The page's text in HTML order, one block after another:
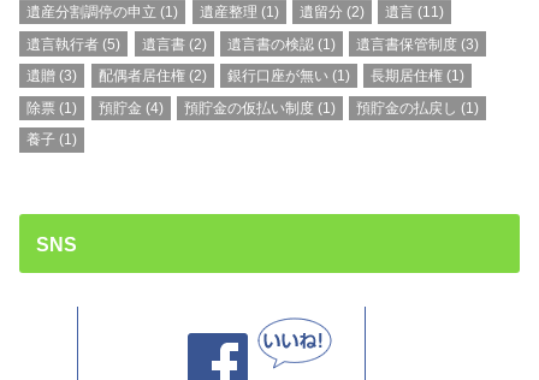
遺産分割調停の申立 (1) 遺産整理 (1) 遺留分 (2) 遺言 (11)
遺言執行者 (5) 遺言書(2) 遺言書の検認(1) 遺言書保管制度 (3)
遺贈 (3) 配偶者居住権(2) 銀行口座が無い(1) 長期居住権 (1)
除票 (1) 預貯金 (4) 預貯金の仮払い制度(1) 預貯金の払戻し (1)
養子 (1)
SNS